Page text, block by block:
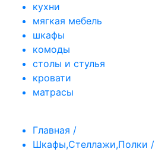
кухни
мягкая мебель
шкафы
комоды
столы и стулья
кровати
матрасы
Главная /
Шкафы,Стеллажи,Полки /